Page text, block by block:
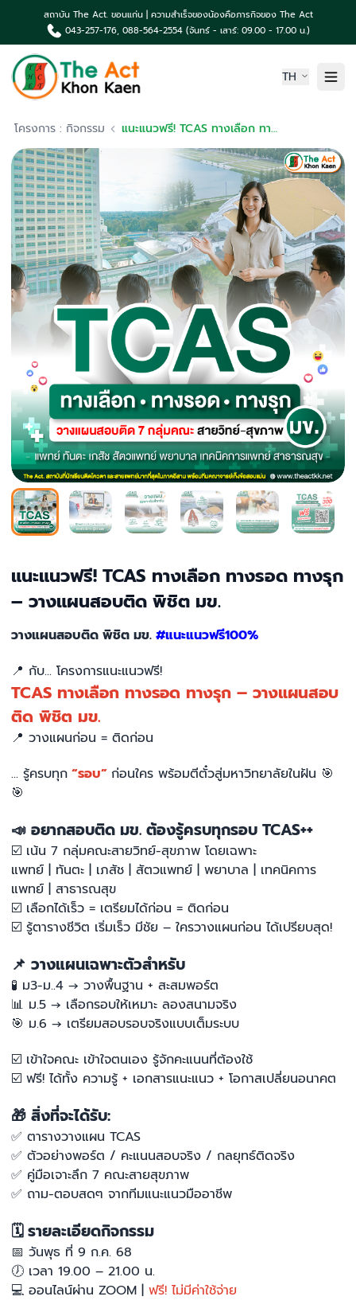
สถาบัน The Act. ขอนแก่น | ความสำเร็จของน้องคือภารกิจของ The Act
043-257-176, 088-564-2554 (จันทร์ - เสาร์: 09.00 - 17.00 น.)
TH
หน้าแรก
เกี่ยวกับเรา
ความเป็นมา The Act
ผลงานน้องค่าย The Act
คอร์สเรียน & บริการ
TCAS News & กิจกรรม
ติดต่อเรา
โครงการ : กิจกรรม แนะแนวฟรี! TCAS ทางเลือก ทางรอด ทางรุก – วางแผนสอบติด พิชิต มข.
แนะแนวฟรี! TCAS ทางเลือก ทางรอด ทางรุก
– วางแผนสอบติด พิชิต มข.
วางแผนสอบติด พิชิต มข. #แนะแนวฟรี100%
📍 กับ... โครงการแนะแนวฟรี!
TCAS ทางเลือก ทางรอด ทางรุก – วางแผนสอบ
ติด พิชิต มข.
📍 วางแผนก่อน = ติดก่อน
... รู้ครบทุก “รอบ” ก่อนใคร พร้อมตีตั๋วสู่มหาวิทยาลัยในฝัน 🎯
🎯
📣 อยากสอบติด มข. ต้องรู้ครบทุกรอบ TCAS++
☑️ เน้น 7 กลุ่มคณะสายวิทย์-สุขภาพ โดยเฉพาะ
แพทย์ | ทันตะ | เภสัช | สัตวแพทย์ | พยาบาล | เทคนิคการ
แพทย์ | สาธารณสุข
☑️ เลือกได้เร็ว = เตรียมได้ก่อน = ติดก่อน
☑️ รู้ตารางชีวิต เริ่มเร็ว มีชัย – ใครวางแผนก่อน ได้เปรียบสุด!
📌 วางแผนเฉพาะตัวสำหรับ
🧪 ม3-ม..4 → วางพื้นฐาน + สะสมพอร์ต
📊 ม.5 → เลือกรอบให้เหมาะ ลองสนามจริง
🎯 ม.6 → เตรียมสอบรอบจริงแบบเต็มระบบ
☑️ เข้าใจคณะ เข้าใจตนเอง รู้จักคะแนนที่ต้องใช้
☑️ ฟรี! ได้ทั้ง ความรู้ + เอกสารแนะแนว + โอกาสเปลี่ยนอนาคต
🎁 สิ่งที่จะได้รับ:
✅ ตารางวางแผน TCAS
✅ ตัวอย่างพอร์ต / คะแนนสอบจริง / กลยุทธ์ติดจริง
✅ คู่มือเจาะลึก 7 คณะสายสุขภาพ
✅ ถาม-ตอบสดๆ จากทีมแนะแนวมืออาชีพ
🗓รายละเอียดกิจกรรม
📅 วันพุธ ที่ 9 ก.ค. 68
🕖 เวลา 19.00 – 21.00 น.
💻 ออนไลน์ผ่าน ZOOM | ฟรี! ไม่มีค่าใช้จ่าย